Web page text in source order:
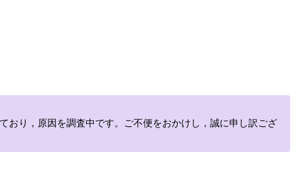
おり，原因を調査中です。ご不便をおかけし，誠に申し訳ござ